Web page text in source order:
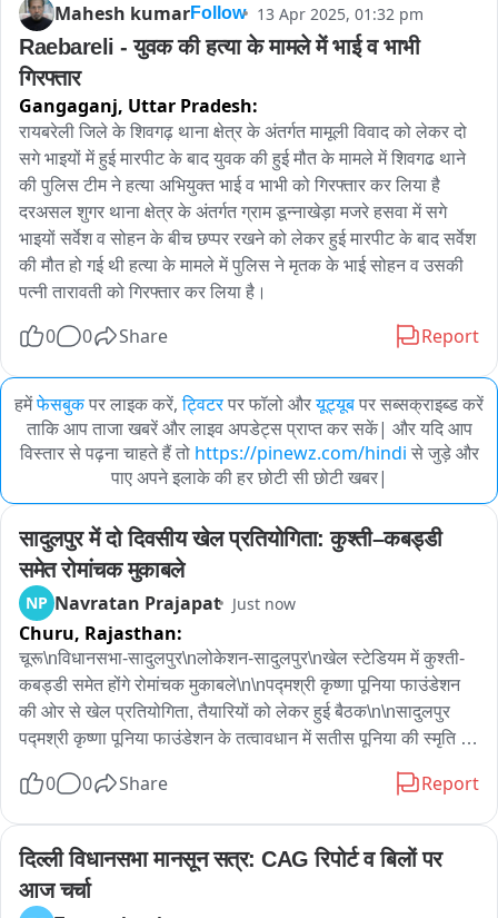
Mahesh kumarFollow 13 Apr 2025, 01:32 pm
Raebareli - युवक की हत्या के मामले में भाई व भाभी
गिरफ्तार
Gangaganj, Uttar Pradesh:
रायबरेली जिले के शिवगढ़ थाना क्षेत्र के अंतर्गत मामूली विवाद को लेकर दो
सगे भाइयों में हुई मारपीट के बाद युवक की हुई मौत के मामले में शिवगढ थाने
की पुलिस टीम ने हत्या अभियुक्त भाई व भाभी को गिरफ्तार कर लिया है
दरअसल शुगर थाना क्षेत्र के अंतर्गत ग्राम डून्नाखेड़ा मजरे हसवा में सगे
भाइयों सर्वेश व सोहन के बीच छप्पर रखने को लेकर हुई मारपीट के बाद सर्वेश
की मौत हो गई थी हत्या के मामले में पुलिस ने मृतक के भाई सोहन व उसकी
पत्नी तारावती को गिरफ्तार कर लिया है।
0
0 Share Report
हमेंफेसबुकपर लाइक करें, ट्विटरपर फॉलो औरयूट्यूबपर सब्सक्राइब्ड करें
ताकि आप ताजा खबरें और लाइव अपडेट्स प्राप्त कर सकें| और यदि आप
विस्तार से पढ़ना चाहते हैं तो https://pinewz.com/hindi से जुड़े और
पाए अपने इलाके की हर छोटी सी छोटी खबर|
सादुलपुर में दो दिवसीय खेल प्रतियोगिता: कुश्ती–कबड्डी
समेत रोमांचक मुकाबले
NP Navratan Prajapat Just now
Churu, Rajasthan:
चूरू\nविधानसभा-सादुलपुर\nलोकेशन-सादुलपुर\nखेल स्टेडियम में कुश्ती-
कबड्डी समेत होंगे रोमांचक मुकाबले\n\nपद्मश्री कृष्णा पूनिया फाउंडेशन
की ओर से खेल प्रतियोगिता, तैयारियों को लेकर हुई बैठक\n\nसादुलपुर
पद्मश्री कृष्णा पूनिया फाउंडेशन के तत्वावधान में सतीस पूनिया की स्मृति में
प्रतियोगिताओं का आयोजन को लेकर रविवार को बैठक का आयोजन हुआ।
के सदस्यों, विभिन्न खेलों के प्रशिक्षकों, खिलाड़ियों से जुड़े प्रतिनिधियों ने
भाग लिया।बैठक में दो दिवसीय खेल प्रतियोगिता की तैयारियों को लेकर
विस्तार से चर्चा की गई। खिलाड़ियों के पंजीकरण, खेल मैदान की
0 0 Share Report
दिल्ली विधानसभा मानसून सत्र: CAG रिपोर्ट व बिलों पर
आज चर्चा